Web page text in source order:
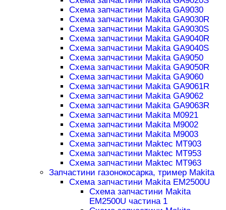
Схема запчастини Makita GA9030
Схема запчастини Makita GA9030R
Схема запчастини Makita GA9030S
Схема запчастини Makita GA9040R
Схема запчастини Makita GA9040S
Схема запчастини Makita GA9050
Схема запчастини Makita GA9050R
Схема запчастини Makita GA9060
Схема запчастини Makita GA9061R
Схема запчастини Makita GA9062
Схема запчастини Makita GA9063R
Схема запчастини Makita M0921
Схема запчастини Makita M9002
Схема запчастини Makita M9003
Схема запчастини Maktec MT903
Схема запчастини Maktec MT953
Схема запчастини Maktec MT963
Запчастини газонокосарка, тример Makita
Схема запчастини Makita EM2500U
Схема запчастини Makita
EM2500U частина 1